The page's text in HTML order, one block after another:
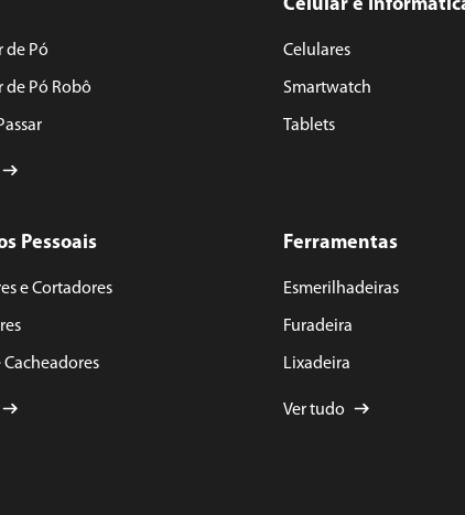
de Pó
de Pó Robô
Celular e
Celulares
Smartwatch
Tablets
Pessoais
e Cortadores
Cacheadores
Ferramentas
Esmerilhadeiras
Furadeira
Lixadeira
Ver tudo